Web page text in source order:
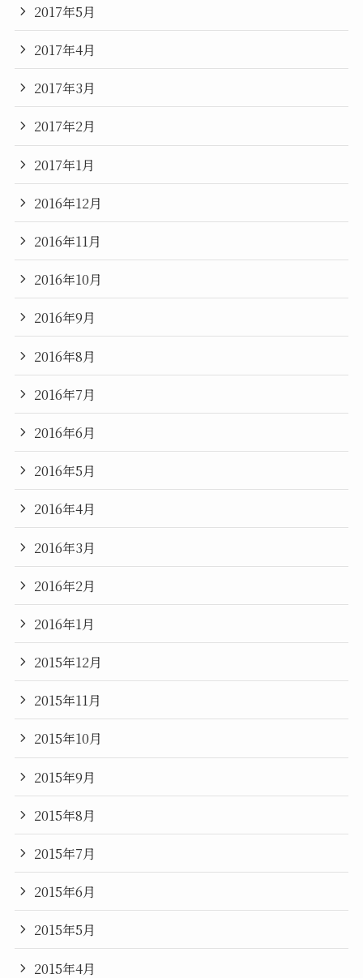
2017年5月
2017年4月
2017年3月
2017年2月
2017年1月
2016年12月
2016年11月
2016年10月
2016年9月
2016年8月
2016年7月
2016年6月
2016年5月
2016年4月
2016年3月
2016年2月
2016年1月
2015年12月
2015年11月
2015年10月
2015年9月
2015年8月
2015年7月
2015年6月
2015年5月
2015年4月